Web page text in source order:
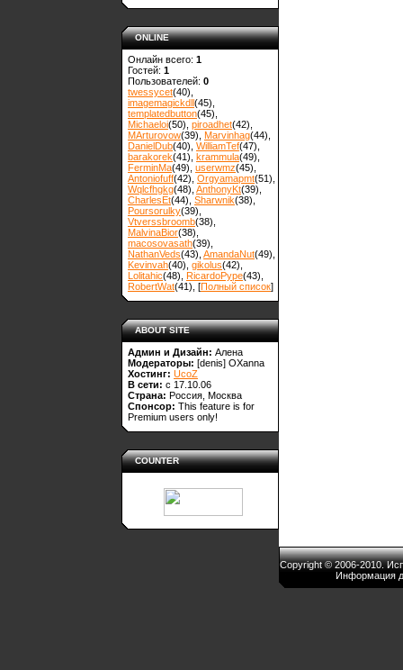
ONLINE
Онлайн всего: 1
Гостей: 1
Пользователей: 0
twessycet(40)
imagemagickdll(45)
templatedbutton(45)
Michaeloi(50) piroadhet(42)
MArturovow(39) Marvinhag(44)
DanielDub(40) WilliamTef(47)
barakorek(41) krammula(49)
FerminMa(49) userwmz(45)
Antoniofuff(42) Orgyamapmt(51)
Wqlcfhgkg(48) AnthonyKt(39)
CharlesEt(44) Sharwnik(38)
Poursorulky(39)
Vtverssbroomb(38)
MalvinaBior(38)
macosovasath(39)
NathanVeds(43) AmandaNut(49)
Kevinvah(40) gikolus(42)
Lolitahic(48) RicardoPype(43)
RobertWat(41) , [Полный список]
ABOUT SITE
Админ и Дизайн: Алена
Модераторы: [denis] OXanna
Хостинг: UcoZ
В сети: с 17.10.06
Страна: Россия, Москва
Спонсор: This feature is for
Premium users only!
COUNTER
Copyright © 2006-2010.
Информация